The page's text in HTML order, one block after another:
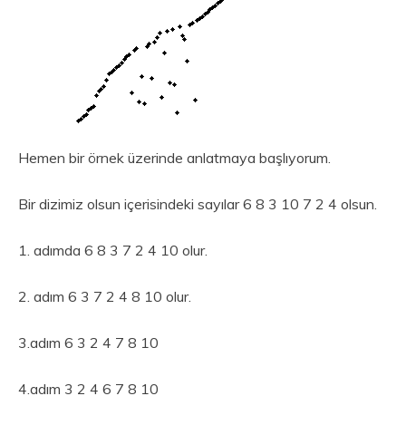
Hemen bir örnek üzerinde anlatmaya başlıyorum.
Bir dizimiz olsun içerisindeki sayılar 6 8 3 10 7 2 4 olsun.
1. adımda 6 8 3 7 2 4 10 olur.
2. adım 6 3 7 2 4 8 10 olur.
3.adım 6 3 2 4 7 8 10
4.adım 3 2 4 6 7 8 10